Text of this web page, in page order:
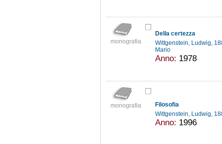
monografia
Della certezza
Wittgenstein, Ludwig,
Mario
Anno: 1978
monografia
Filosofia
Wittgenstein, Ludwig,
Anno: 1996